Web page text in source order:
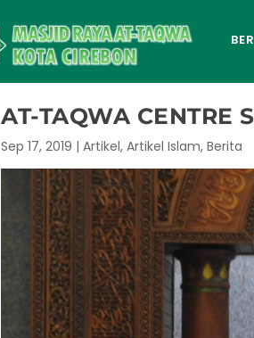
AT-TAQWA CENTRE
Sep 17, 2019 | Artikel, Artikel Islam, Berita